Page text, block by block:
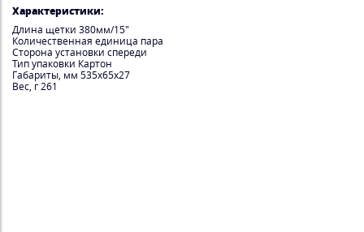
Характеристики:
Длина щетки 380мм/15"
Количественная единица пара
Сторона установки спереди
Тип упаковки Картон
Габариты, мм 535x65x27
Вес, г 261